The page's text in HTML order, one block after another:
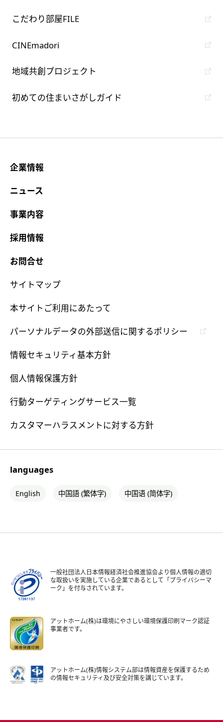
こだわり部屋FILE
CINEmadori
地域共創プロジェクト
初めての住まいさがしガイド
企業情報
ニュース
事業内容
採用情報
お問合せ
サイトマップ
本サイトご利用にあたって
パーソナルデータの外部送信に関するポリシー
情報セキュリティ基本方針
個人情報保護方針
行動ターゲティングサービス一覧
カスタマーハラスメントに対する方針
languages
English 中国語 (繁体字) 中国语 (简体字)
一般社団法人日本情報経済社会推進協会より個人情報の適切
な取扱いを実施している企業であるとして「プライバシーマ
ーク」を付与されています。
アットホーム(株)は環境にやさしい環境保護印刷マーク認証
事業者です。
アットホーム(株)情報システム部は情報資産を保護するため
の情報セキュリティ及び安全対策を講じています。